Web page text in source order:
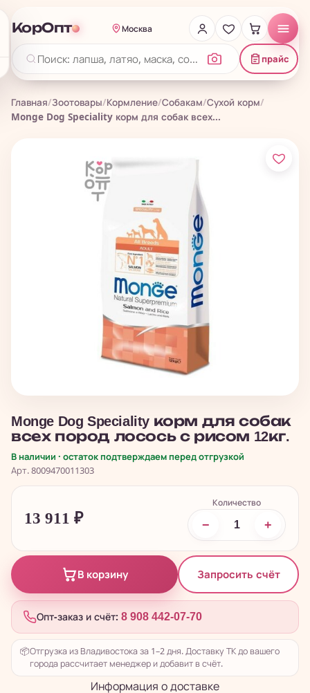
КорОпт Москва
прайс
Главная/Зоотовары/Кормление/Собакам/Сухой корм/
Monge Dog Speciality корм для собак всех...
Monge Dog Speciality корм для собак
всех пород лосось с рисом 12кг.
В наличии · остаток подтверждаем перед отгрузкой
Арт. 8009470011303
13 911 ₽
Количество
− +
В корзину Запросить счёт
Опт-заказ и счёт: 8 908 442-07-70
📦Отгрузка из Владивостока за 1–2 дня. Доставку ТК до вашего
города рассчитает менеджер и добавит в счёт.
Информация о доставке